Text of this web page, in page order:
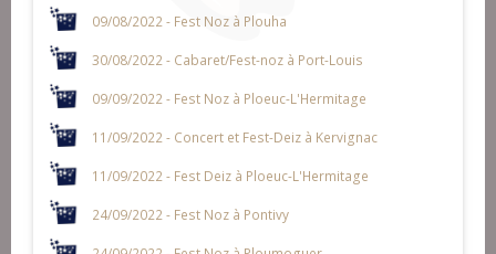
09/08/2022 - Fest Noz à Plouha
30/08/2022 - Cabaret/Fest-noz à Port-Louis
09/09/2022 - Fest Noz à Ploeuc-L'Hermitage
11/09/2022 - Concert et Fest-Deiz à Kervignac
11/09/2022 - Fest Deiz à Ploeuc-L'Hermitage
24/09/2022 - Fest Noz à Pontivy